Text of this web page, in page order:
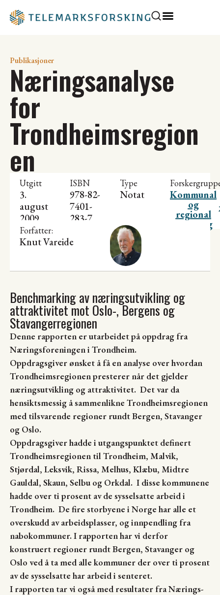
Publikasjoner
Næringsanalyse
for
Trondheimsregion
en
Utgitt
3.
august
2009
ISBN
978-82-
7401-
283-7
Type
Notat Kommunal
og
regional
utvikling
Forfatter:
Knut Vareide
Benchmarking av næringsutvikling og
attraktivitet mot Oslo-, Bergens og
Stavangerregionen
Denne rapporten er utarbeidet på oppdrag fra
Næringsforeningen i Trondheim.
Oppdragsgiver ønsket å få en analyse over hvordan
Trondheimsregionen presterer når det gjelder
næringsutvikling og attraktivitet. Det var da
hensiktsmessig å sammenlikne Trondheimsregionen
med tilsvarende regioner rundt Bergen, Stavanger
og Oslo.
Oppdragsgiver hadde i utgangspunktet definert
Trondheimsregionen til Trondheim, Malvik,
Stjørdal, Leksvik, Rissa, Melhus, Klæbu, Midtre
Gauldal, Skaun, Selbu og Orkdal. I disse kommunene
hadde over ti prosent av de sysselsatte arbeid i
Trondheim. De fire storbyene i Norge har alle et
overskudd av arbeidsplasser, og innpendling fra
nabokommuner. I rapporten har vi derfor
konstruert regioner rundt Bergen, Stavanger og
Oslo ved å ta med alle kommuner der over ti prosent
av de sysselsatte har arbeid i senteret.
I rapporten tar vi også med resultater fra Nærings-